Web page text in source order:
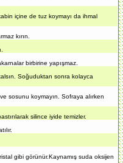
içine de tuz koymayı da ihmal
kırın.
birbirine yapışmaz.
Soğuduktan sonra kolayca
sosunu koymayın. Sofraya alırken
silince iyide temizler.
gibi görünür.Kaynamış suda oksijen